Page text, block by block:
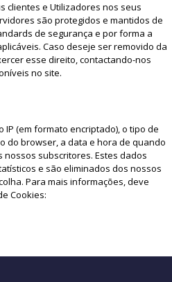
clientes e Utilizadores nos seus
são protegidos e mantidos de
de segurança e por forma a
Caso deseje ser removido da
esse direito, contactando-nos
no site.
(em formato encriptado), o tipo de
do browser, a data e hora de quando
subscritores. Estes dados
e são eliminados dos nossos
Para mais informações, deve
Cookies: